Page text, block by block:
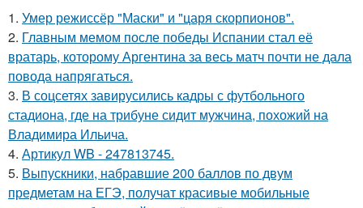
1. Умер режиссёр "Маски" и "царя скорпионов".
2. Главным мемом после победы Испании стал её
вратарь, которому Аргентина за весь матч почти не дала
повода напрягаться.
3. В соцсетях завирусились кадры с футбольного
стадиона, где на трибуне сидит мужчина, похожий на
Владимира Ильича.
4. Артикул WB - 247813745.
5. Выпускники, набравшие 200 баллов по двум
предметам на ЕГЭ, получат красивые мобильные